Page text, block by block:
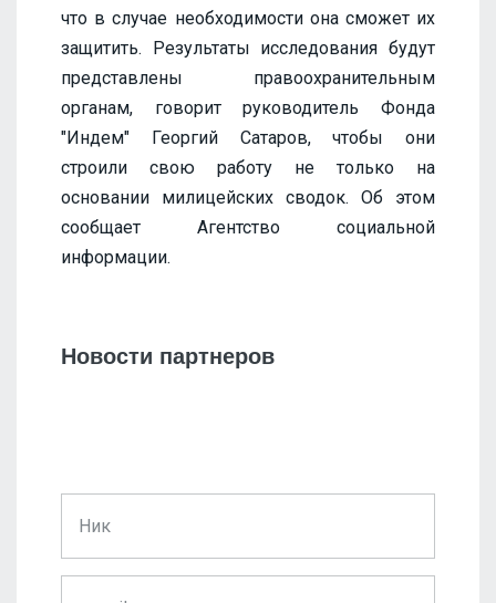
что в случае необходимости она сможет их
защитить. Результаты исследования будут
представлены правоохранительным
органам, говорит руководитель Фонда
"Индем" Георгий Сатаров, чтобы они
строили свою работу не только на
основании милицейских сводок. Об этом
сообщает Агентство социальной
информации.
Новости партнеров